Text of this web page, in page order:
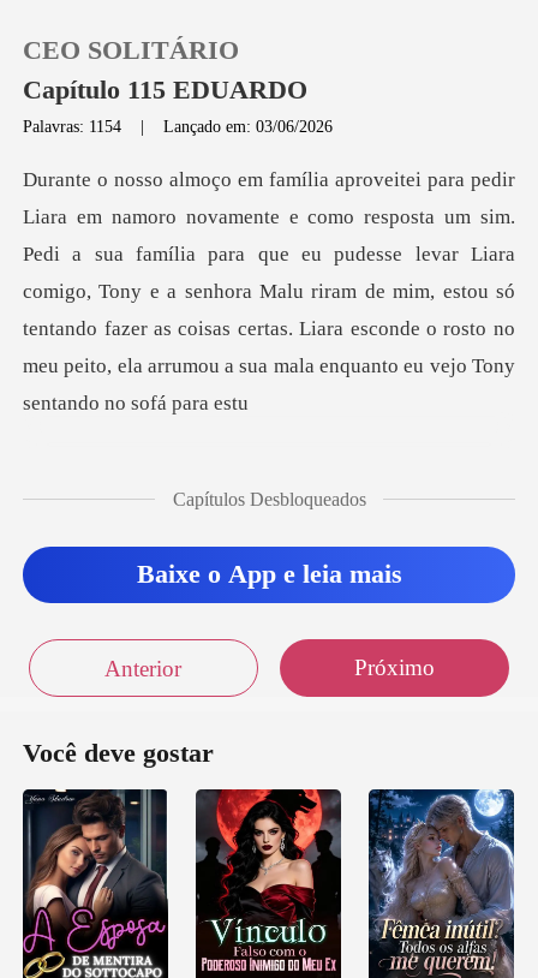
0
CEO SOLITÁRIO
Capítulo 115 EDUARDO
Palavras: 1154 |Lançado em: 03/06/2026
família para que eu pudesse levar Liara
comigo, Tony e a senhora Malu riram de mim, estou só
tentando fazer as cois
Capítulos Desbloqueados
Baixe o App e leia mais
Anterior Próximo
Você deve gostar